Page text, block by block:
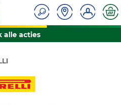
alle acties